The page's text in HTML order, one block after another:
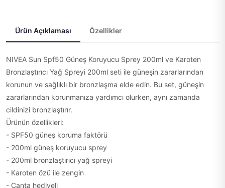
Ürün Açıklaması Özellikler
NIVEA Sun Spf50 Güneş Koruyucu Sprey 200ml ve Karoten
Bronzlaştırıcı Yağ Spreyi 200ml seti ile güneşin zararlarından
korunun ve sağlıklı bir bronzlaşma elde edin. Bu set, güneşin
zararlarından korunmanıza yardımcı olurken, aynı zamanda
cildinizi bronzlaştırır.
Ürünün özellikleri:
- SPF50 güneş koruma faktörü
- 200ml güneş koruyucu sprey
- 200ml bronzlaştırıcı yağ spreyi
- Karoten özü ile zengin
- Çanta hediyeli